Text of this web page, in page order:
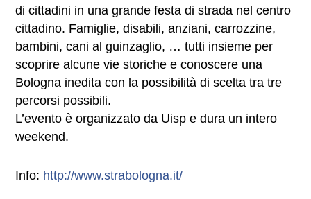
di cittadini in una grande festa di strada nel centro
cittadino. Famiglie, disabili, anziani, carrozzine,
bambini, cani al guinzaglio, … tutti insieme per
scoprire alcune vie storiche e conoscere una
Bologna inedita con la possibilità di scelta tra tre
percorsi possibili.
L’evento è organizzato da Uisp e dura un intero
weekend.
Info: http://www.strabologna.it/